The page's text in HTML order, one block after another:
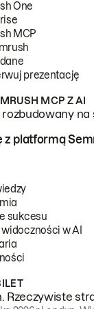
One
MCP
prezentację
MCP Z AI
rozbudowany
z platformą
sukcesu
widoczności w AI
Rzeczywiste